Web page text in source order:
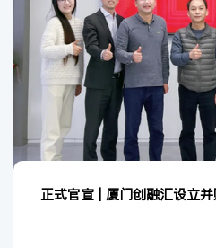
正式官宣 | 厦门创融汇设立